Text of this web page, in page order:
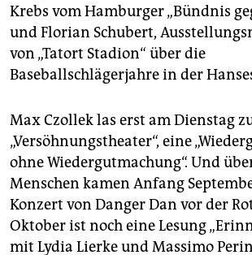
Krebs vom Hamburger „Bündnis
und Florian Schubert,
von „Tatort Stadion“ über die
Baseballschlägerjahre in der
Max Czollek las erst am Dienstag
„Versöhnungstheater“, eine
ohne Wiedergutmachung“. Und
Menschen kamen Anfang
Konzert von Danger Dan vor der
Oktober ist noch eine Lesung
mit Lydia Lierke und Massimo